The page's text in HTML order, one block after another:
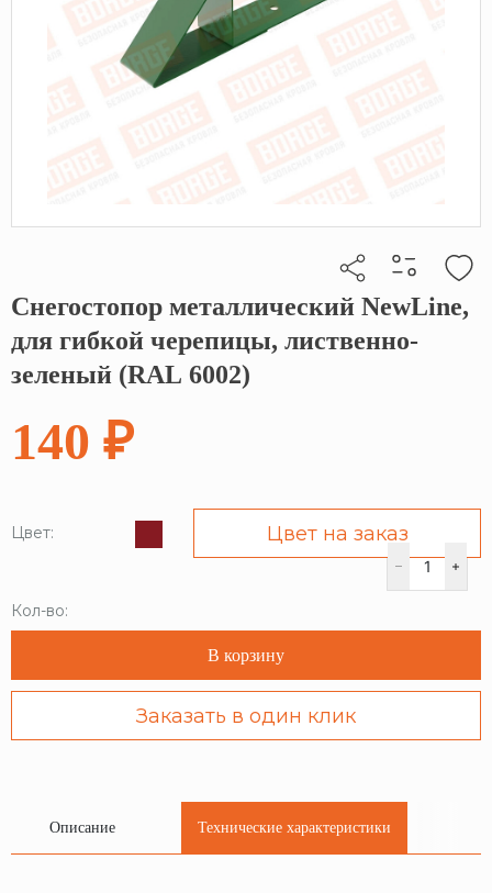
Кликните, чтобы скопировать прямую ссылку
Снегостопор металлический NewLine,
для гибкой черепицы, лиственно-
зеленый (RAL 6002)
140 ₽
Цвет: Цвет на заказ
Кол-во:
В корзину
Заказать в один клик
Описание Технические характеристики